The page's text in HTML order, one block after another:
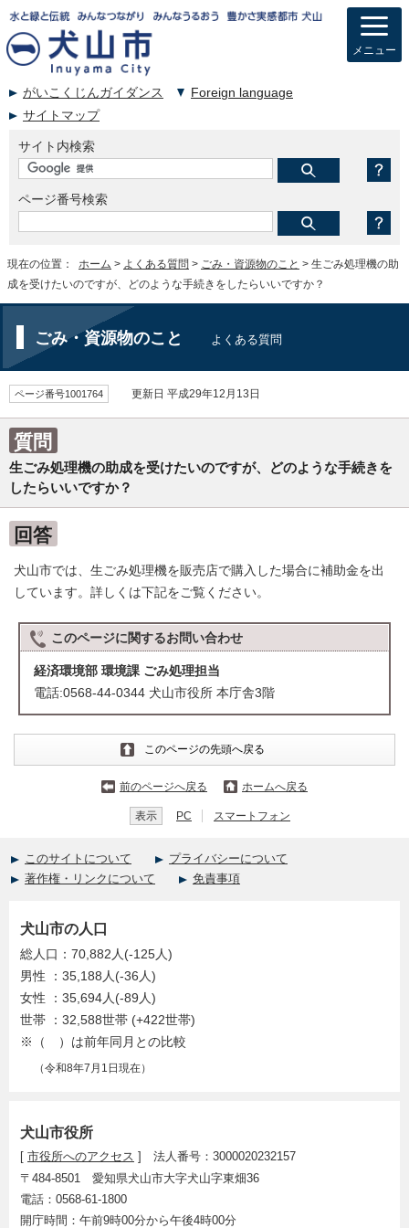
がいこくじんガイダンス
Foreign language
サイトマップ
サイト内検索
ページ番号検索
メニュー
現在の位置： ホーム > よくある質問 > ごみ・資源物のこと > 生ごみ処理機の助
成を受けたいのですが、どのような手続きをしたらいいですか？
ごみ・資源物のこと よくある質問
ページ番号1001764 更新日 平成29年12月13日
質問
生ごみ処理機の助成を受けたいのですが、どのような手続きを
したらいいですか？
回答
犬山市では、生ごみ処理機を販売店で購入した場合に補助金を出
しています。詳しくは下記をご覧ください。
このページに関するお問い合わせ
経済環境部 環境課 ごみ処理担当
電話:0568-44-0344 犬山市役所 本庁舎3階
このページの先頭へ戻る
前のページへ戻る ホームへ戻る
表示 PC スマートフォン
このサイトについて
プライバシーについて
著作権・リンクについて
免責事項
犬山市役所
[ 市役所へのアクセス ] 法人番号：3000020232157
〒484-8501 愛知県犬山市大字犬山字東畑36
電話：0568-61-1800
開庁時間：午前9時00分から午後4時00分
犬山市の人口
総人口：70,882人(-125人)
男性 ：35,188人(-36人)
女性 ：35,694人(-89人)
世帯 ：32,588世帯 (+422世帯)
※（ ）は前年同月との比較
（令和8年7月1日現在）